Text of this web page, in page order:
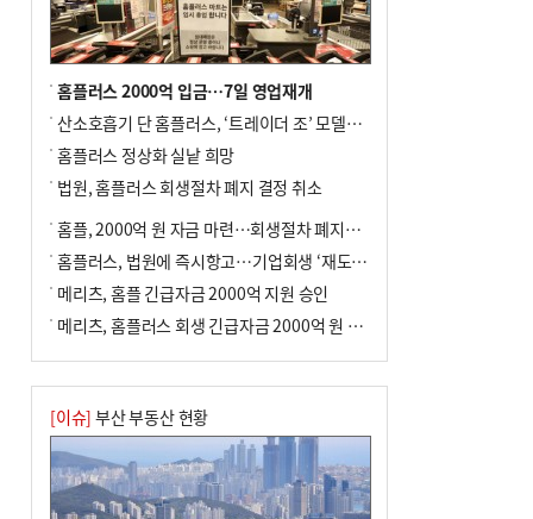
홈플러스 2000억 입금…7일 영업재개
산소호흡기 단 홈플러스, ‘트레이더 조’ 모델로 살아날까
홈플러스 정상화 실낱 희망
법원, 홈플러스 회생절차 폐지 결정 취소
홈플, 2000억 원 자금 마련…회생절차 폐지에 즉시항고(종합)
홈플러스, 법원에 즉시항고…기업회생 ‘재도전’
메리츠, 홈플 긴급자금 2000억 지원 승인
메리츠, 홈플러스 회생 긴급자금 2000억 원 지원 승인
[이슈] 부산 부동산 현황